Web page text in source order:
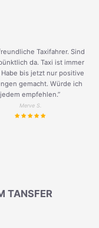
Taxifahrer. Sind
da. Taxi ist immer
Habe bis jetzt nur positive
gemacht. Würde ich
jedem empfehlen.”
Merve S.
TANSFER